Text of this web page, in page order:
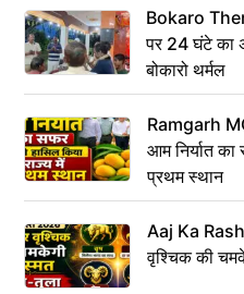
Bokaro
पर 24 घंटे का
बोकारो थर्मल
Ramgarh
आम निर्यात
प्रथम स्थान
Aaj Ka
वृश्चिक की